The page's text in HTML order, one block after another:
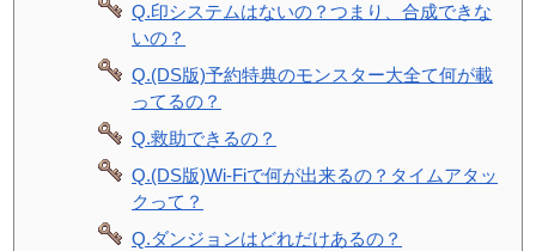
Q.印システムはないの？つまり、合成できな
いの？
Q.(DS版)予約特典のモンスター大全て何が載
ってるの？
Q.救助できるの？
Q.(DS版)Wi-Fiで何が出来るの？タイムアタッ
クって？
Q.ダンジョンはどれだけあるの？